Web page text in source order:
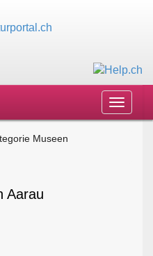
Toggle
Museen
Aarau